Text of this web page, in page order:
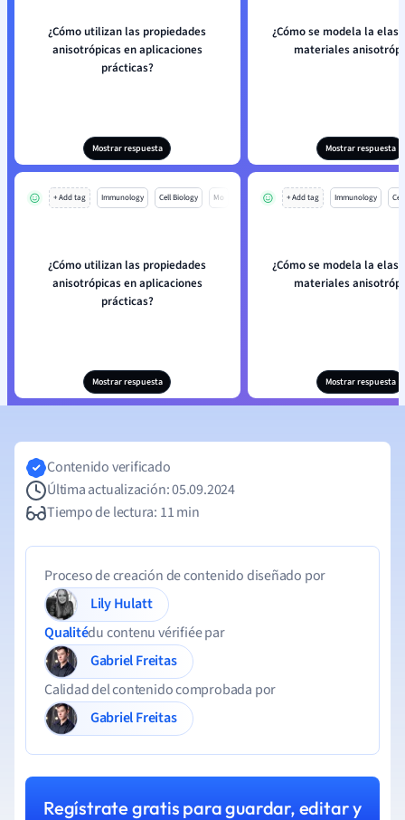
¿Cómo utilizan las propiedades
anisotrópicas en aplicaciones
prácticas?
Mostrar respuesta
¿Cómo se modela la
materiales
Mostrar respuesta
+ Add tag Immunology Cell Biology Mo
¿Cómo utilizan las propiedades
anisotrópicas en aplicaciones
prácticas?
Mostrar respuesta
+ Add tag Immunology
¿Cómo se modela la
materiales
Mostrar respuesta
Contenido verificado
Última actualización: 05.09.2024
Tiempo de lectura: 11 min
Proceso de creación de contenido diseñado por
Lily Hulatt
Qualitédu contenu vérifiée par
Gabriel Freitas
Calidad del contenido comprobada por
Gabriel Freitas
Regístrate gratis para guardar, editar y